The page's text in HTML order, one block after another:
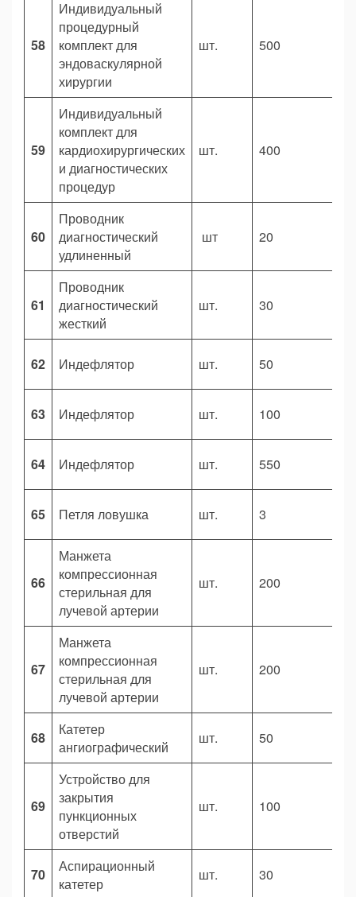
58
Индивидуальный
процедурный
комплект для
эндоваскулярной
хирургии
шт. 500
59
Индивидуальный
комплект для
кардиохирургических
и диагностических
процедур
шт. 400
60
Проводник
диагностический
удлиненный
шт 20
61
Проводник
диагностический
жесткий
шт. 30
62 Индефлятор шт. 50
63 Индефлятор шт. 100
64 Индефлятор шт. 550
65 Петля ловушка шт. 3
66
Манжета
компрессионная
стерильная для
лучевой артерии
шт. 200
67
Манжета
компрессионная
стерильная для
лучевой артерии
шт. 200
68
Катетер
ангиографический
шт. 50
69
Устройство для
закрытия
пункционных
отверстий
шт. 100
70
Аспирационный
катетер
шт. 30